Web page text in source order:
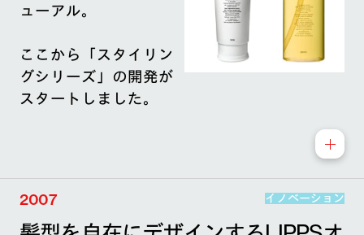
ューアル。
ここから「スタイリン
グシリーズ」の開発が
スタートしました。
2007 イノベーション